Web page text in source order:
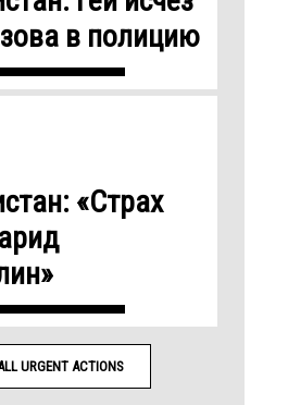
в полицию
«Страх
URGENT ACTIONS